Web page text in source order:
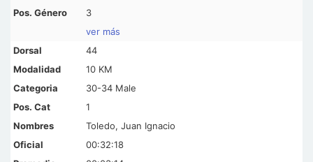
3
ver más
44
10 KM
30-34 Male
1
Toledo, Juan Ignacio
00:32:18